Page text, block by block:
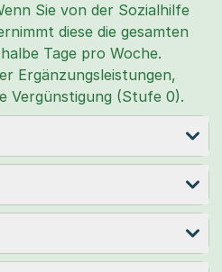
Sie von der Sozialhilfe
diese die gesamten
Tage pro Woche.
Ergänzungsleistungen,
Vergünstigung (Stufe 0).